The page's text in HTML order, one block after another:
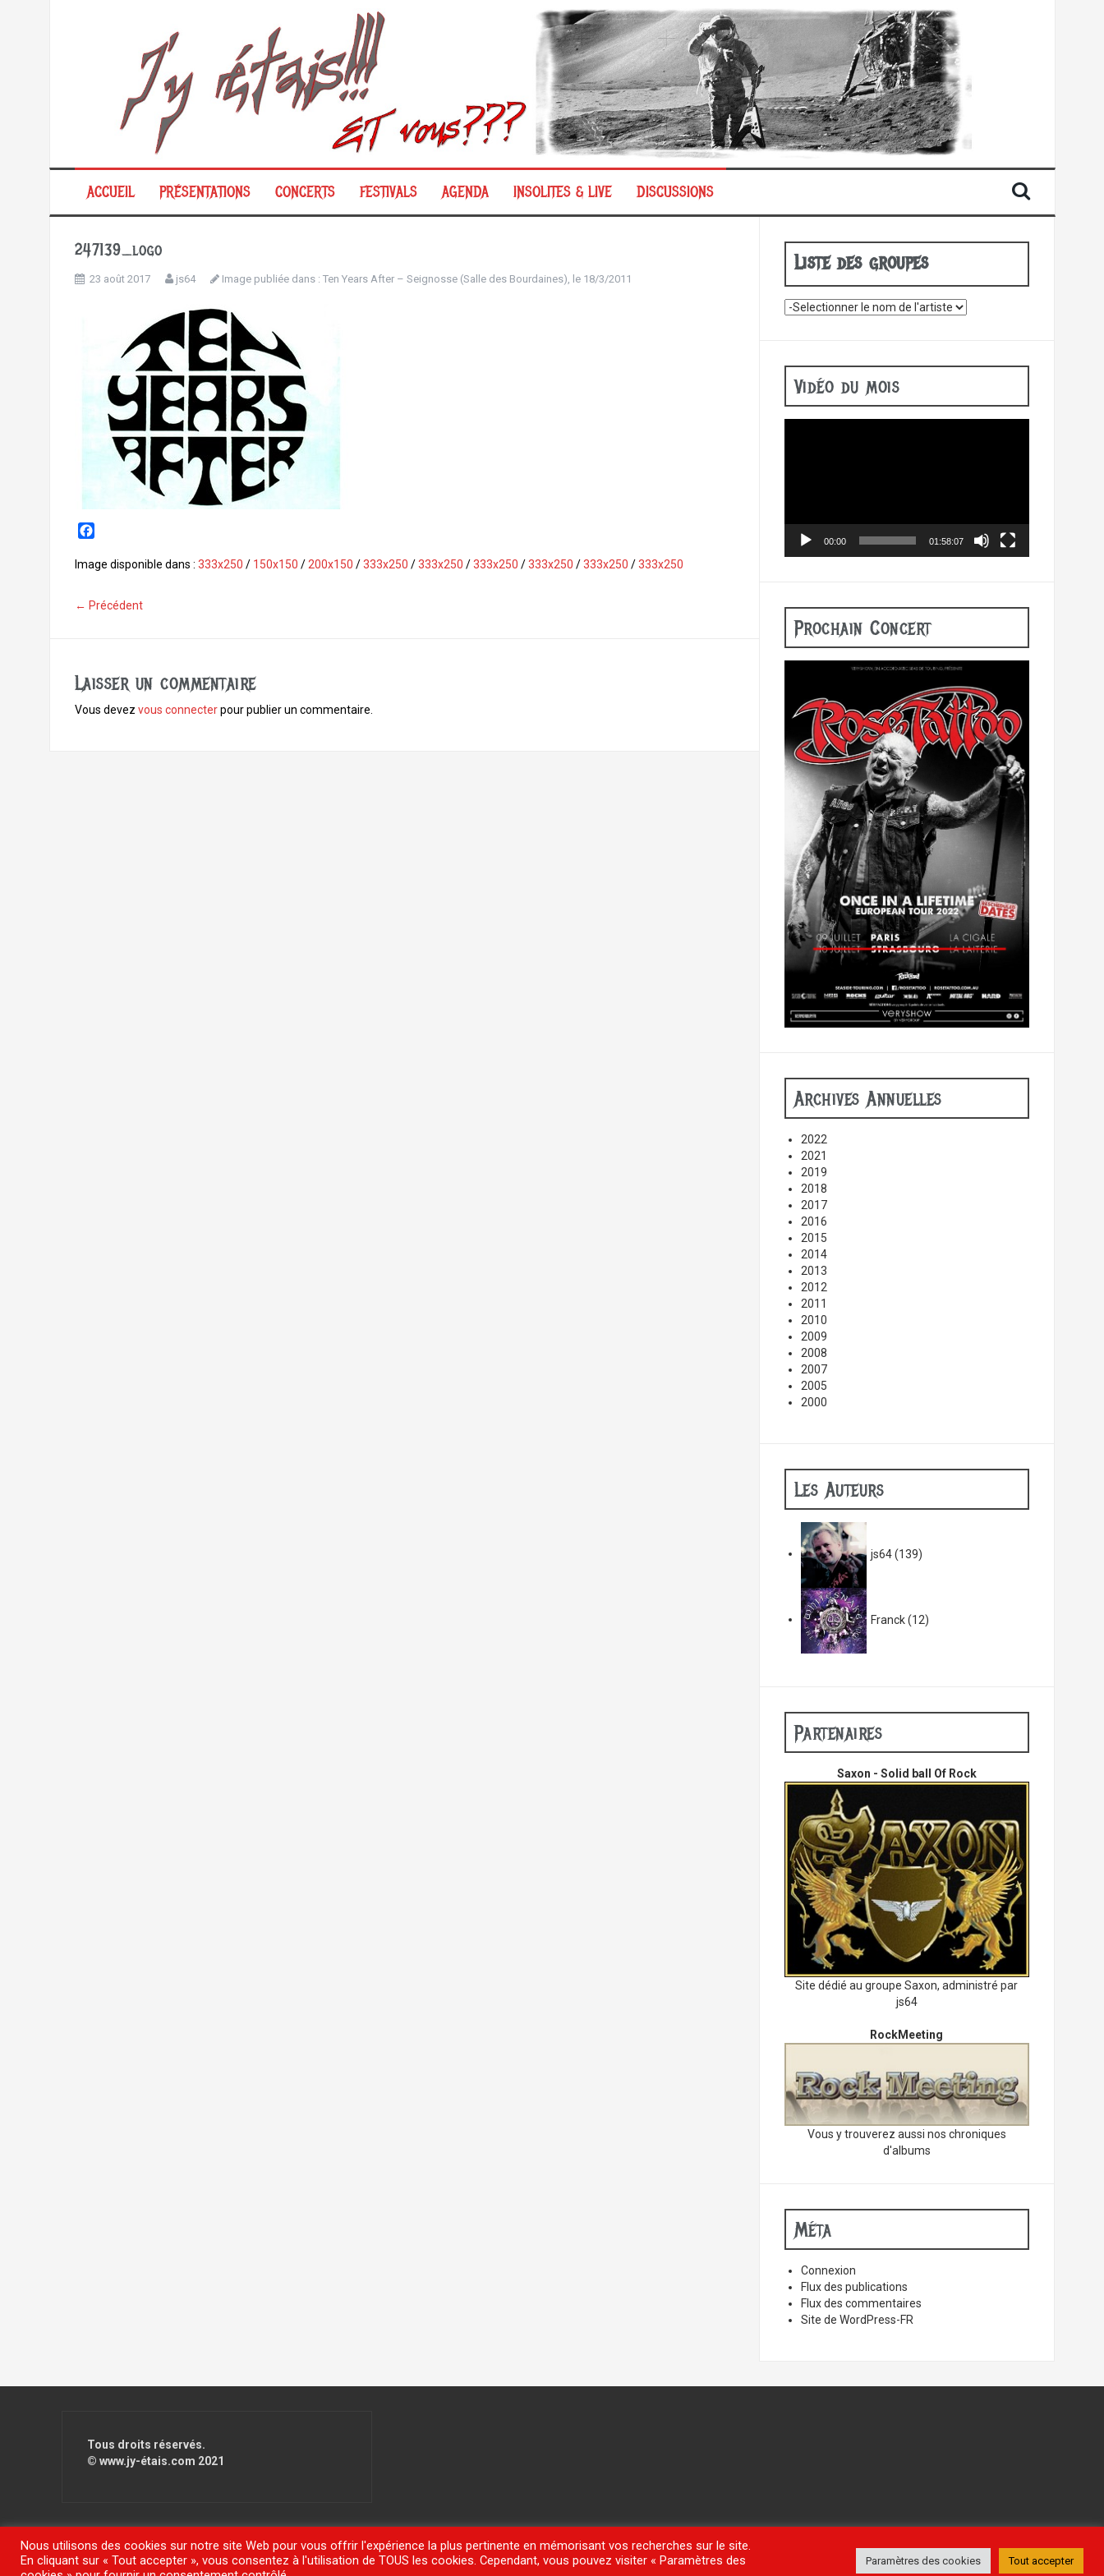
ACCUEIL PRÉSENTATIONS CONCERTS FESTIVALS AGENDA INSOLITES & LIVE DISCUSSIONS
247139_logo
23 août 2017 js64 Image publiée dans : Ten Years After – Seignosse (Salle des Bourdaines), le 18/3/2011
c
o
Image disponible dans : 333x250 / 150x150 / 200x150 /333x250 /333x250 /333x250 /333x250 /333x250 /333x250
← Précédent
Laisser un commentaire
Vous devez vous connecterpour publier un commentaire.
Liste des groupes
Vidéo du mois
00:00 01:58:07
Prochain Concert
Archives Annuelles
2022
2021
2019
2018
2017
2016
2015
2014
2013
2012
2011
2010
2009
2008
2007
2005
2000
Les Auteurs
js64(139)
Franck(12)
Partenaires
Saxon - Solid ball Of Rock
Site dédié au groupe Saxon, administré par
js64
RockMeeting
Vous y trouverez aussi nos chroniques
d'albums
Méta
Connexion
Flux des publications
Flux des commentaires
Site de WordPress-FR
Tous droits réservés.
© www.jy-étais.com 2021
Fièrement propulsé par WordPress|Thème FlyMagpar Themeisle
Nous utilisons des cookies sur notre site Web pour vous offrir l'expérience la plus pertinente en mémorisant vos recherches sur le site.
En cliquant sur « Tout accepter », vous consentez à l'utilisation de TOUS les cookies. Cependant, vous pouvez visiter « Paramètres des
Paramètres des cookies Tout accepter